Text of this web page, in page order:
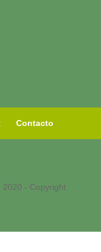
Contacto
2020 - Copyright